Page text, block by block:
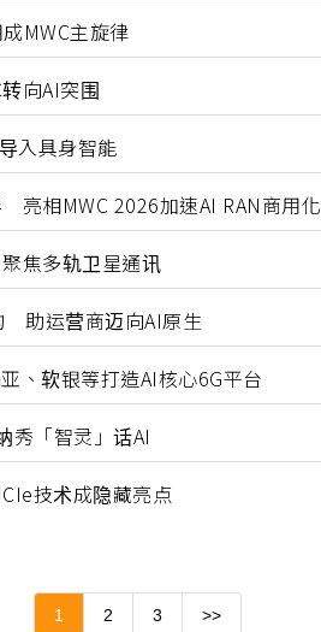
MWC主旋律
向AI突围
入具身智能
亮相MWC 2026加速AI RAN商用化
焦多轨卫星通讯
助运营商迈向AI原生
、软银等打造AI核心6G平台
秀「智灵」话AI
技术成隐藏亮点
1 2 3 >>